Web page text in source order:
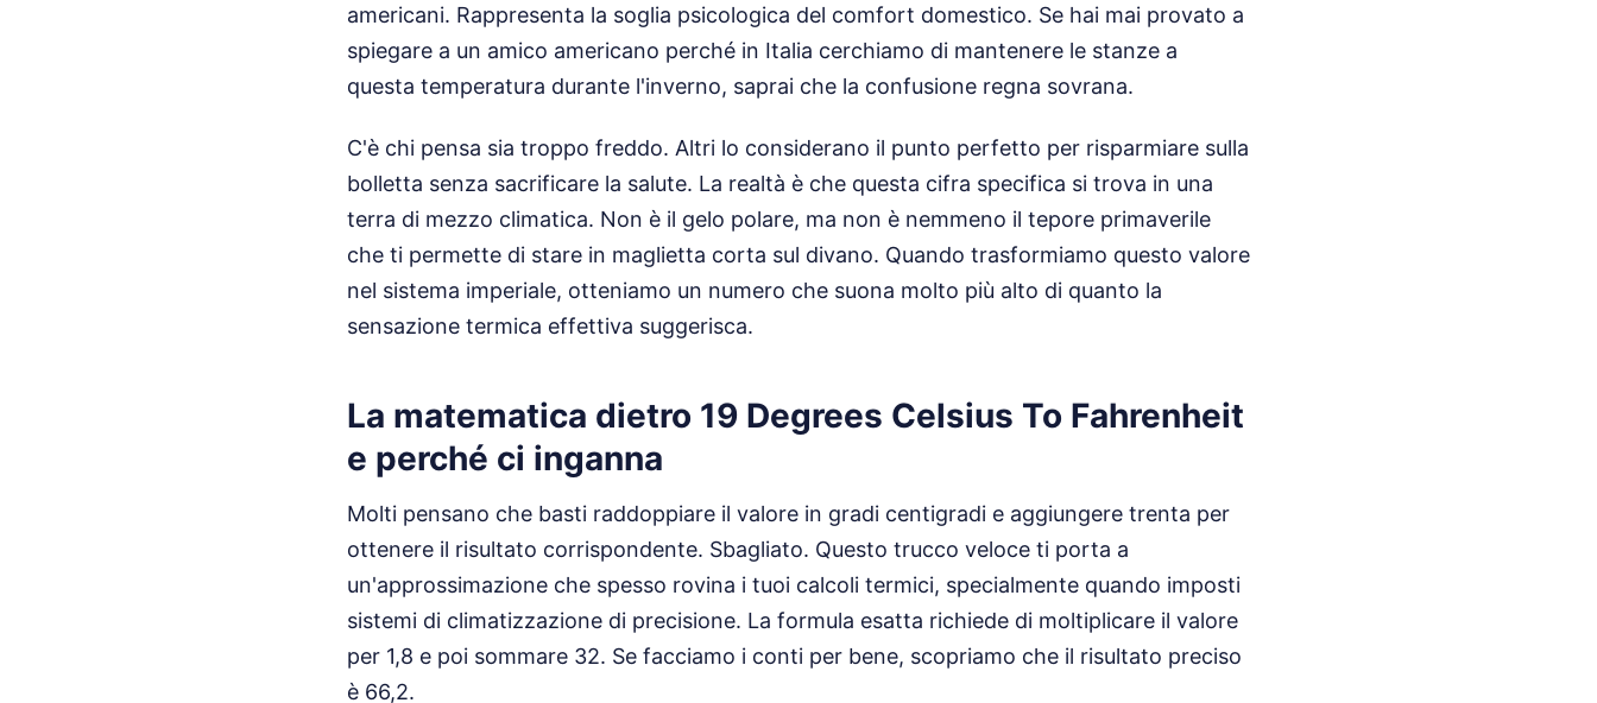
americani. Rappresenta la soglia psicologica del comfort domestico. Se hai mai provato a
spiegare a un amico americano perché in Italia cerchiamo di mantenere le stanze a
questa temperatura durante l'inverno, saprai che la confusione regna sovrana.
C'è chi pensa sia troppo freddo. Altri lo considerano il punto perfetto per risparmiare sulla
bolletta senza sacrificare la salute. La realtà è che questa cifra specifica si trova in una
terra di mezzo climatica. Non è il gelo polare, ma non è nemmeno il tepore primaverile
che ti permette di stare in maglietta corta sul divano. Quando trasformiamo questo valore
nel sistema imperiale, otteniamo un numero che suona molto più alto di quanto la
sensazione termica effettiva suggerisca.
La matematica dietro 19 Degrees Celsius To Fahrenheit
e perché ci inganna
Molti pensano che basti raddoppiare il valore in gradi centigradi e aggiungere trenta per
ottenere il risultato corrispondente. Sbagliato. Questo trucco veloce ti porta a
un'approssimazione che spesso rovina i tuoi calcoli termici, specialmente quando imposti
sistemi di climatizzazione di precisione. La formula esatta richiede di moltiplicare il valore
per 1,8 e poi sommare 32. Se facciamo i conti per bene, scopriamo che il risultato preciso
è 66,2.